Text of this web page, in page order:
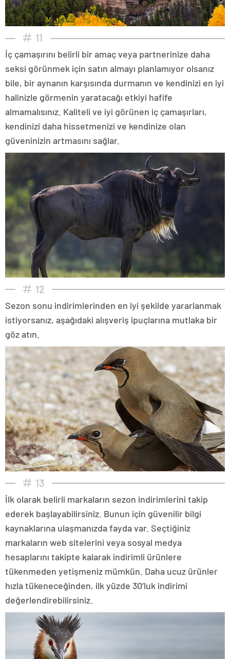
11
İç çamaşırını belirli bir amaç veya partnerinize daha
seksi görünmek için satın almayı planlamıyor olsanız
bile, bir aynanın karşısında durmanın ve kendinizi en iyi
halinizle görmenin yaratacağı etkiyi hafife
almamalısınız. Kaliteli ve iyi görünen iç çamaşırları,
kendinizi daha hissetmenizi ve kendinize olan
güveninizin artmasını sağlar.
12
Sezon sonu indirimlerinden en iyi şekilde yararlanmak
istiyorsanız, aşağıdaki alışveriş ipuçlarına mutlaka bir
göz atın.
13
İlk olarak belirli markaların sezon indirimlerini takip
ederek başlayabilirsiniz. Bunun için güvenilir bilgi
kaynaklarına ulaşmanızda fayda var. Seçtiğiniz
markaların web sitelerini veya sosyal medya
hesaplarını takipte kalarak indirimli ürünlere
tükenmeden yetişmeniz mümkün. Daha ucuz ürünler
hızla tükeneceğinden, ilk yüzde 30’luk indirimi
değerlendirebilirsiniz.